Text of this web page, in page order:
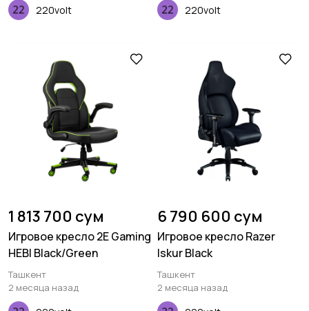
220volt 220volt
1 813 700 сум
Игровое кресло 2E Gaming
HEBI Black/Green
Ташкент
2 месяца назад
6 790 600 сум
Игровое кресло Razer
Iskur Black
Ташкент
2 месяца назад